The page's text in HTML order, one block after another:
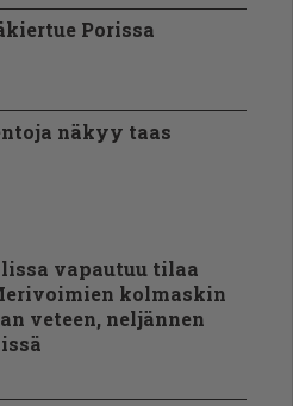
Porissa
näkyy taas
vapautuu tilaa
kolmaskin
veteen, neljännen